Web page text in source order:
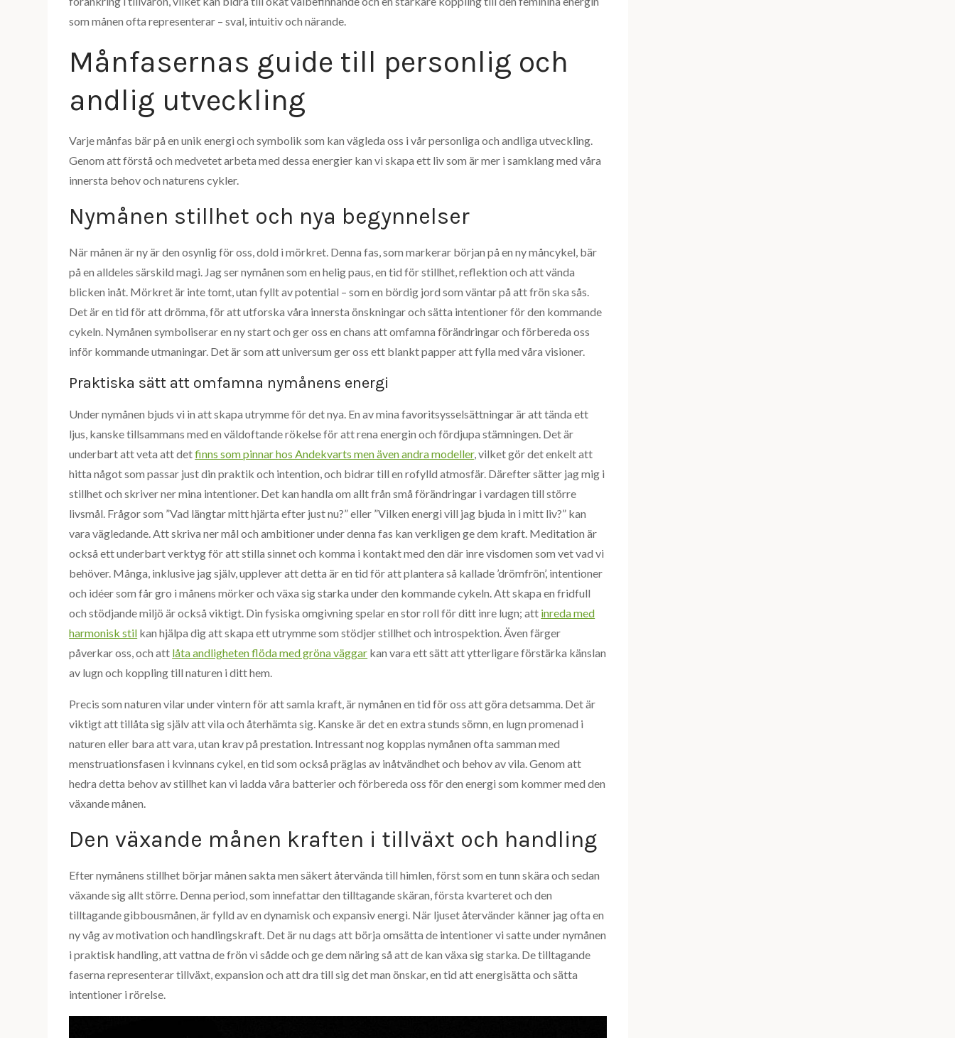
som månen ofta representerar – sval, intuitiv och närande.
Månfasernas guide till personlig och
andlig utveckling
Varje månfas bär på en unik energi och symbolik som kan vägleda oss i vår personliga och andliga utveckling.
Genom att förstå och medvetet arbeta med dessa energier kan vi skapa ett liv som är mer i samklang med våra
innersta behov och naturens cykler.
Nymånen stillhet och nya begynnelser
När månen är ny är den osynlig för oss, dold i mörkret. Denna fas, som markerar början på en ny måncykel, bär
på en alldeles särskild magi. Jag ser nymånen som en helig paus, en tid för stillhet, reflektion och att vända
blicken inåt. Mörkret är inte tomt, utan fyllt av potential – som en bördig jord som väntar på att frön ska sås.
Det är en tid för att drömma, för att utforska våra innersta önskningar och sätta intentioner för den kommande
cykeln. Nymånen symboliserar en ny start och ger oss en chans att omfamna förändringar och förbereda oss
inför kommande utmaningar. Det är som att universum ger oss ett blankt papper att fylla med våra visioner.
Praktiska sätt att omfamna nymånens energi
Under nymånen bjuds vi in att skapa utrymme för det nya. En av mina favoritsysselsättningar är att tända ett
ljus, kanske tillsammans med en väldoftande rökelse för att rena energin och fördjupa stämningen. Det är
underbart att veta att detfinns som pinnar hos Andekvarts men även andra modeller, vilket gör det enkelt att
hitta något som passar just din praktik och intention, och bidrar till en rofylld atmosfär. Därefter sätter jag mig i
stillhet och skriver ner mina intentioner. Det kan handla om allt från små förändringar i vardagen till större
livsmål. Frågor som ”Vad längtar mitt hjärta efter just nu?” eller ”Vilken energi vill jag bjuda in i mitt liv?” kan
vara vägledande. Att skriva ner mål och ambitioner under denna fas kan verkligen ge dem kraft. Meditation är
också ett underbart verktyg för att stilla sinnet och komma i kontakt med den där inre visdomen som vet vad vi
behöver. Många, inklusive jag själv, upplever att detta är en tid för att plantera så kallade ’drömfrön’, intentioner
och idéer som får gro i månens mörker och växa sig starka under den kommande cykeln. Att skapa en fridfull
och stödjande miljö är också viktigt. Din fysiska omgivning spelar en stor roll för ditt inre lugn; att inreda med
harmonisk stil kan hjälpa dig att skapa ett utrymme som stödjer stillhet och introspektion. Även färger
påverkar oss, och att låta andligheten flöda med gröna väggar kan vara ett sätt att ytterligare förstärka känslan
av lugn och koppling till naturen i ditt hem.
Precis som naturen vilar under vintern för att samla kraft, är nymånen en tid för oss att göra detsamma. Det är
viktigt att tillåta sig själv att vila och återhämta sig. Kanske är det en extra stunds sömn, en lugn promenad i
naturen eller bara att vara, utan krav på prestation. Intressant nog kopplas nymånen ofta samman med
menstruationsfasen i kvinnans cykel, en tid som också präglas av inåtvändhet och behov av vila. Genom att
hedra detta behov av stillhet kan vi ladda våra batterier och förbereda oss för den energi som kommer med den
växande månen.
Den växande månen kraften i tillväxt och handling
Efter nymånens stillhet börjar månen sakta men säkert återvända till himlen, först som en tunn skära och sedan
växande sig allt större. Denna period, som innefattar den tilltagande skäran, första kvarteret och den
tilltagande gibbousmånen, är fylld av en dynamisk och expansiv energi. När ljuset återvänder känner jag ofta en
ny våg av motivation och handlingskraft. Det är nu dags att börja omsätta de intentioner vi satte under nymånen
i praktisk handling, att vattna de frön vi sådde och ge dem näring så att de kan växa sig starka. De tilltagande
faserna representerar tillväxt, expansion och att dra till sig det man önskar, en tid att energisätta och sätta
intentioner i rörelse.